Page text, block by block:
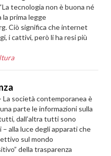
tecnologia non è buona né
prima legge
Ciò significa che internet
i cattivi, però li ha resi più
società contemporanea è
parte le informazioni sulla
dall’altra tutti sono
alla luce degli apparati che
sul mondo
della trasparenza